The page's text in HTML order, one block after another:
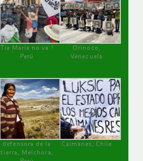
Tía María no va !
Perú
Orinoco,
Venezuela
defensora de la
tierra, Melchora,
Caimanes, Chile